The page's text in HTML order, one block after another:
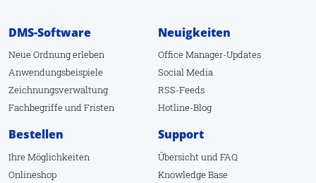
DMS-Software
Neue Ordnung erleben
Anwendungsbeispiele
Zeichnungsverwaltung
Fachbegriffeund Fristen
Neuigkeiten
Office Manager-Updates
Social Media
RSS-Feeds
Hotline-Blog
Bestellen
Ihre Möglichkeiten
Onlineshop
Support
Übersicht und FAQ
Knowledge Base